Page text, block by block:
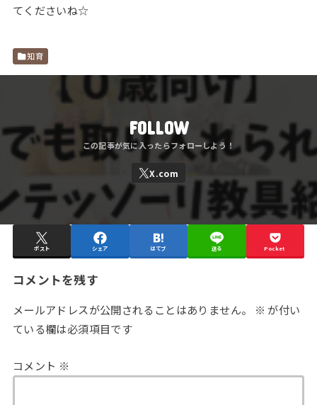
てくださいね☆
知育
FOLLOW
ポスト シェア はてブ 送る Pocket
コメントを残す
メールアドレスが公開されることはありません。 ※ が付い
ている欄は必須項目です
コメント ※